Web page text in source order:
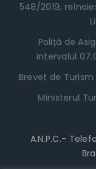
548/2019,
Poliță de
intervalul
Brevet de
Ministerul
A.N.P.C.-